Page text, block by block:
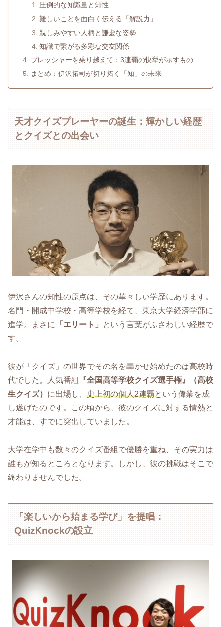
圧倒的な知識量と知性
難しいことを面白く伝える「解説力」
親しみやすい人柄と謙虚な姿勢
知識で繋がる多彩な交友関係
プレッシャーを乗り越えて：3連覇の快挙が示すもの
まとめ：伊沢拓司が切り拓く「知」の未来
天才クイズプレーヤーの誕生：輝かしい経歴
とクイズとの出会い
伊沢さんの知性の原点は、その華々しい学歴にあります。
名門・開成中学校・高等学校を経て、東京大学経済学部に
進学。まさに
「エリート」
という言葉がふさわしい経歴で
す。
彼が「クイズ」の世界でその名を轟かせ始めたのは高校時
代でした。人気番組
『全国高等学校クイズ選手権』（高校
生クイズ） に出場し、 史上初の個人2連覇という偉業を成
し遂げたのです。この頃から、彼のクイズに対する情熱と
才能は、すでに突出していました。
大学在学中も数々のクイズ番組で優勝を重ね、その実力は
誰もが知るところとなります。しかし、彼の挑戦はそこで
終わりませんでした。
「楽しいから始まる学び」を提唱：
QuizKnockの設立